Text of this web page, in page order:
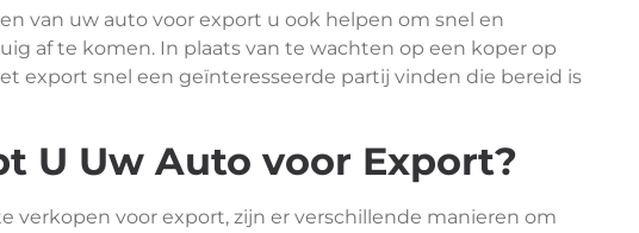
van uw auto voor export u ook helpen om snel en
af te komen. In plaats van te wachten op een koper op
export snel een geïnteresseerde partij vinden die bereid is
U Uw Auto voor Export?
verkopen voor export, zijn er verschillende manieren om